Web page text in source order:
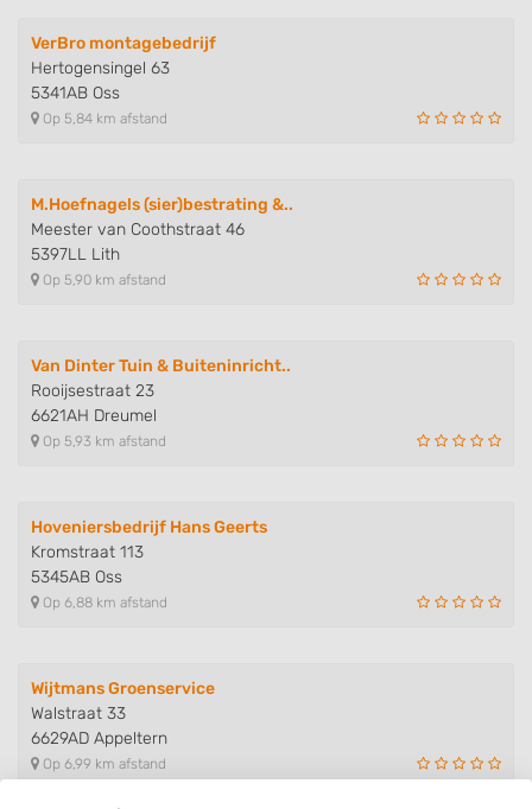
VerBro montagebedrijf
Hertogensingel 63
5341AB Oss
Op 5,84 km afstand
M.Hoefnagels (sier)bestrating &..
Meester van Coothstraat 46
5397LL Lith
Op 5,90 km afstand
Van Dinter Tuin & Buiteninricht..
Rooijsestraat 23
6621AH Dreumel
Op 5,93 km afstand
Hoveniersbedrijf Hans Geerts
Kromstraat 113
5345AB Oss
Op 6,88 km afstand
Wijtmans Groenservice
Walstraat 33
6629AD Appeltern
Op 6,99 km afstand